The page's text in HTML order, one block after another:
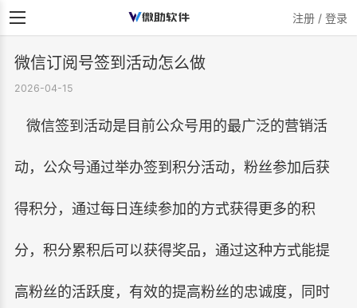
注册 / 登录
微信订阅号签到活动怎么做
2026-04-15
微信签到活动是目前公众号用的最广泛的营销活
动，公众号通过举办签到积分活动，粉丝参加后获
得积分，通过每日连续参加的方式获得更多的积
分，积分累积后可以获得奖品，通过这种方式能提
高粉丝的活跃度，有效的提高粉丝的忠诚度，同时